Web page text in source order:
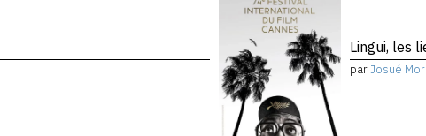
Lingui, les
parJosué